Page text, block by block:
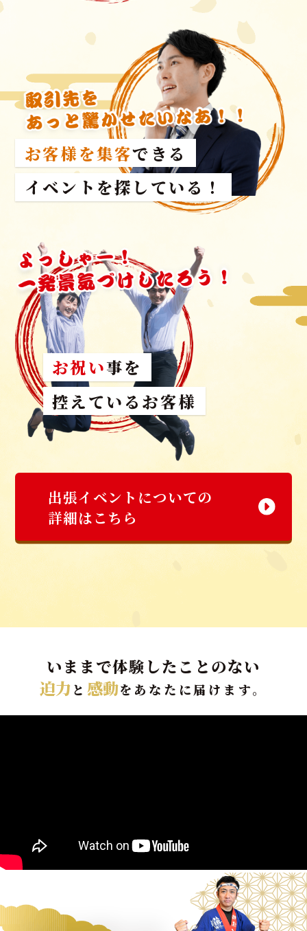
お客様を集客できる
イベントを探している！
お祝い事を
控えているお客様
出張イベントについての
詳細はこちら
いままで体験したことのない
迫力と 感動をあなたに届けます。